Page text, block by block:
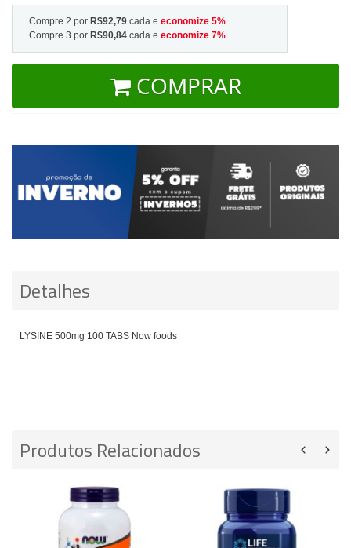
Compre 2 por R$92,79 cada e economize 5%
Compre 3 por R$90,84 cada e economize 7%
COMPRAR
Detalhes
LYSINE 500mg 100 TABS Now foods
Produtos Relacionados